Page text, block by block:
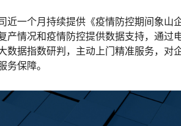
近一个月持续提供《疫情防控期间象山
产情况和疫情防控提供数据支持，通过
数据指数研判，主动上门精准服务，对
保障。